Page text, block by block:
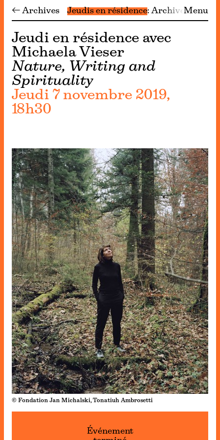
← Archives Jeudis en résidence ArchivesMenu
Jeudi en résidence avec
Michaela Vieser
Nature, Writing and
Spirituality
Jeudi 7 novembre 2019,
18h30
© Fondation Jan Michalski, Tonatiuh Ambrosetti
Événement